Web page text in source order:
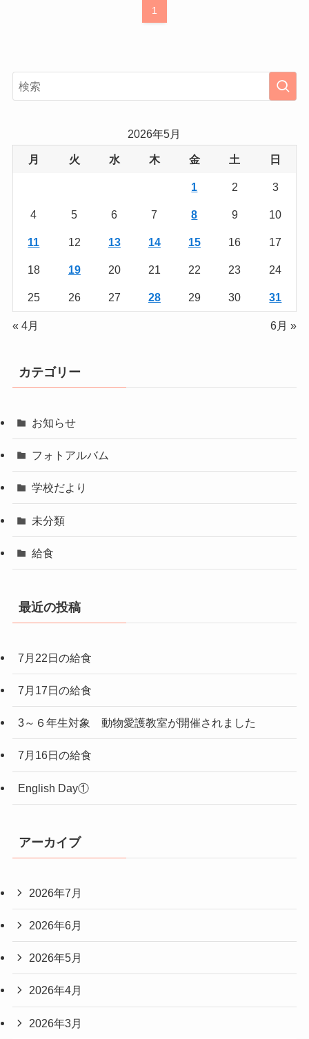
1
2026年5月
月 火 水 木 金 土 日
1 2 3
4 5 6 7 8 9 10
11 12 13 14 15 16 17
18 19 20 21 22 23 24
25 26 27 28 29 30 31
« 4月 6月 »
カテゴリー
お知らせ
フォトアルバム
学校だより
未分類
給食
最近の投稿
7月22日の給食
7月17日の給食
3～６年生対象 動物愛護教室が開催されました
7月16日の給食
English Day①
アーカイブ
2026年7月
2026年6月
2026年5月
2026年4月
2026年3月